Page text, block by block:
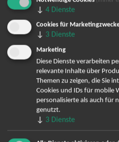
Bereits angemeldet? Hier können
TOP-Events
André Rieu Tickets
David Garrett Tickets
Andrea Berg Tickets
Backstreet Boys Tickets
Unheilig Tickets
Santiano Tickets
Ina Müller Tickets
↓ 4 Dienste
Cookies für
↓ 3 Dienste
Marketing
Diese Dienste verarbeiten
relevante Inhalte über
Themen zu zeigen, die Sie
Cookies und IDs für mobile
personalisierte als auch für
genutzt.
↓ 3 Dienste